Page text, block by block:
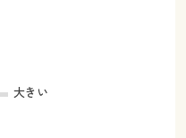
大きい